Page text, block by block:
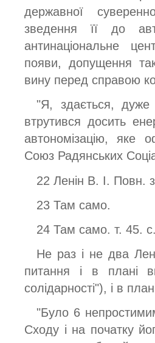
державної
зведення її до
антинаціональне
появи, допущення
вину перед справою
"Я, здається,
втрутився досить
автономізацію, яке
Союз Радянських
22 Ленін В. І. Повн.
23 Там само.
24 Там само. т. 45.
Не раз і не два
питання і в плані
солідарності"), і в
"Було 6
Сходу і на початку